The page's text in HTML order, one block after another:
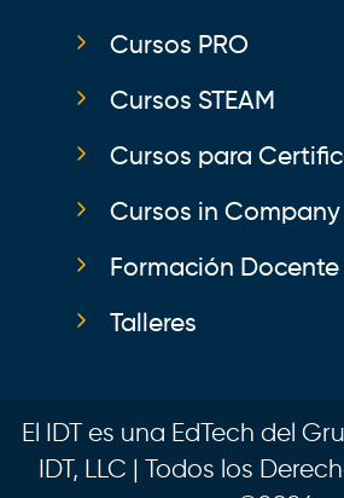
Cursos PRO
Cursos STEAM
Cursos para
Cursos in Company
Formación Docente
Talleres
El IDT es una EdTech del
IDT, LLC | Todos los